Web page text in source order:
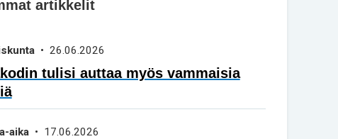
artikkelit
• 26.06.2026
tulisi auttaa myös vammaisia
aika• 17.06.2026